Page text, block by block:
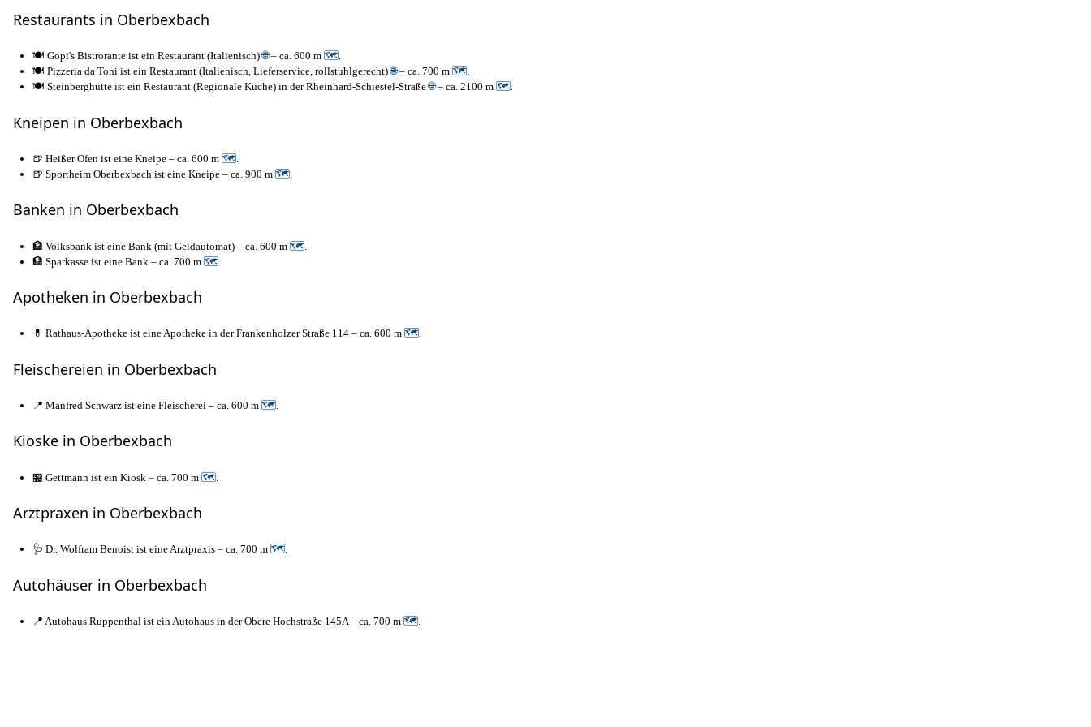
Restaurants in Oberbexbach
🍽️ Gopi's Bistrorante ist ein Restaurant (Italienisch)🌐– ca. 600 m 🗺.
🍽️ Pizzeria da Toni ist ein Restaurant (Italienisch, Lieferservice, rollstuhlgerecht)🌐– ca. 700 m 🗺.
🍽️ Steinberghütte ist ein Restaurant (Regionale Küche) in der Rheinhard-Schiestel-Straße🌐– ca. 2100 m 🗺.
Kneipen in Oberbexbach
🍺 Heißer Ofen ist eine Kneipe – ca. 600 m 🗺.
🍺 Sportheim Oberbexbach ist eine Kneipe – ca. 900 m 🗺.
Banken in Oberbexbach
🏦 Volksbank ist eine Bank (mit Geldautomat) – ca. 600 m 🗺
🏦 Sparkasse ist eine Bank – ca. 700 m 🗺
Apotheken in Oberbexbach
💊 Rathaus-Apotheke ist eine Apotheke in der Frankenholzer Straße 114 – ca. 600 m 🗺.
Fleischereien in Oberbexbach
📍 Manfred Schwarz ist eine Fleischerei – ca. 600 m 🗺.
Kioske in Oberbexbach
🏪 Gettmann ist ein Kiosk – ca. 700 m 🗺
Arztpraxen in Oberbexbach
🩺 Dr. Wolfram Benoist ist eine Arztpraxis – ca. 700 m 🗺.
Autohäuser in Oberbexbach
📍 Autohaus Ruppenthal ist ein Autohaus in der Obere Hochstraße 145A – ca. 700 m 🗺.